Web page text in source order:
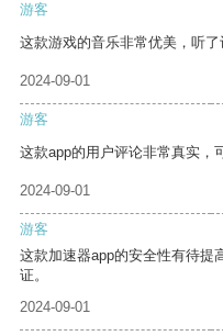
游客
这款游戏的音乐非常优美，听了
2024-09-01
游客
这款app的用户评论非常真实，
2024-09-01
游客
这款加速器app的安全性有待提
证。
2024-09-01